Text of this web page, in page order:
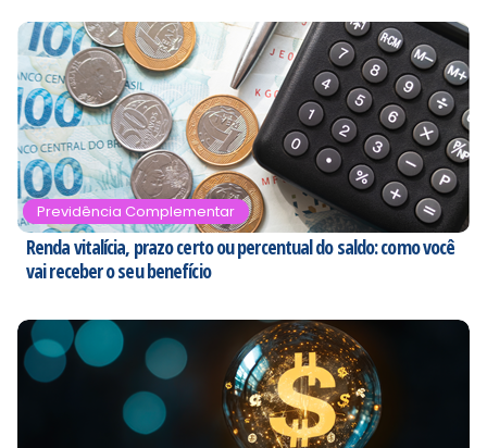
Previdência Complementar
Renda vitalícia, prazo certo ou percentual do saldo: como você
vai receber o seu benefício